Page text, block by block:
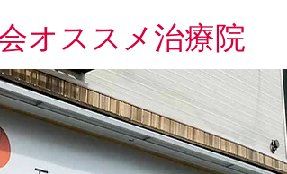
オススメ治療院